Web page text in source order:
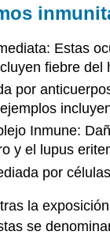
Estas
fiebre del
por
Inmune:
y el lupus
por
la
se